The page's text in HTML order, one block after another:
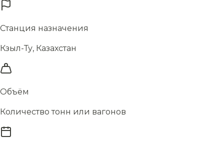
Станция назначения
Кзыл-Ту, Казахстан
Объём
Количество тонн или вагонов